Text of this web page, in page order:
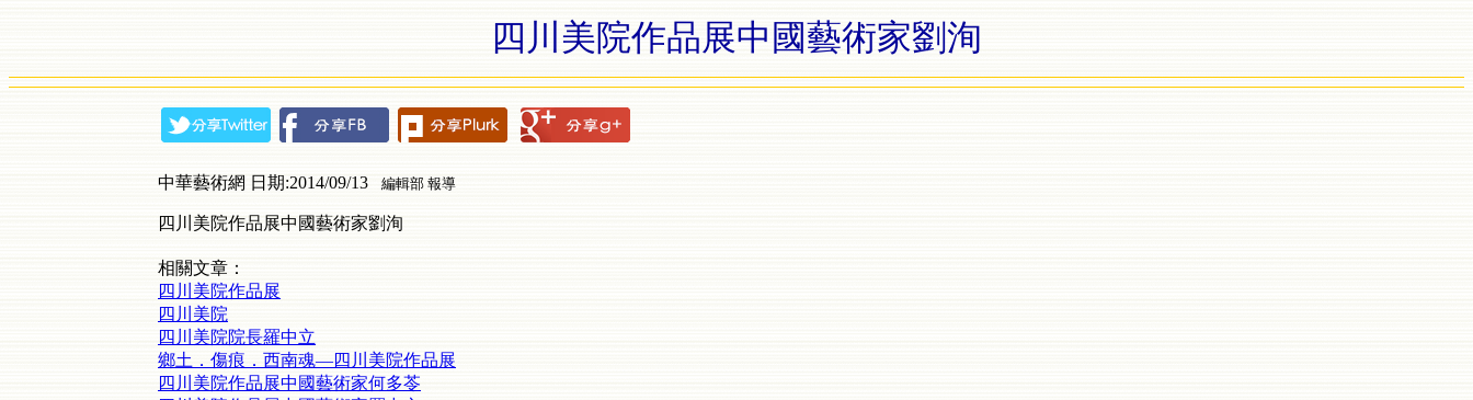
四川美院作品展中國藝術家劉洵
中華藝術網 日期:2014/09/13 編輯部 報導
四川美院作品展中國藝術家劉洵
相關文章：
四川美院作品展
四川美院
四川美院院長羅中立
鄉土．傷痕．西南魂—四川美院作品展
四川美院作品展中國藝術家何多苓